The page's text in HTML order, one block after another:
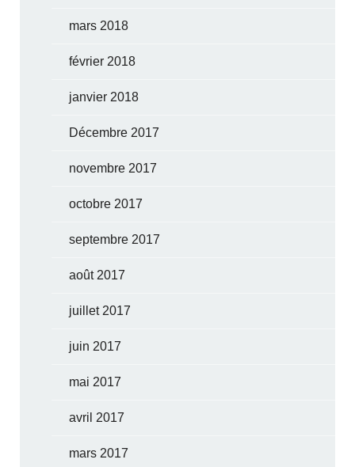
mars 2018
février 2018
janvier 2018
Décembre 2017
novembre 2017
octobre 2017
septembre 2017
août 2017
juillet 2017
juin 2017
mai 2017
avril 2017
mars 2017